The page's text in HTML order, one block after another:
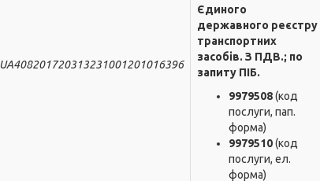
UA408201720313231001201016396
Єдиного
державного реєстру
транспортних
засобів. З ПДВ.; по
запиту ПІБ.
9979508(код
послуги, пап.
форма)
9979510(код
послуги, ел.
форма)